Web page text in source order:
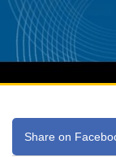
Share on